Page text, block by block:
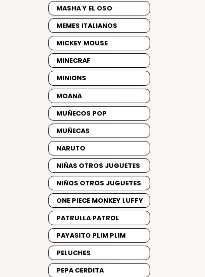
MASHA Y EL OSO
MEMES ITALIANOS
MICKEY MOUSE
MINECRAF
MINIONS
MOANA
MUÑECOS POP
MUÑECAS
NARUTO
NIÑAS OTROS JUGUETES
NIÑOS OTROS JUGUETES
ONE PIECE MONKEY LUFFY
PATRULLA PATROL
PAYASITO PLIM PLIM
PELUCHES
PEPA CERDITA